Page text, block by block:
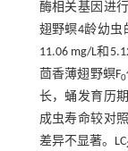
酶相关基因进
翅野螟4龄幼虫
11.06 mg/L和
茴香薄翅野螟F0
长，蛹发育历
成虫寿命较对
差异不显著。LC